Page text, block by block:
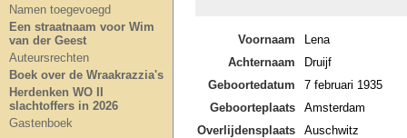
Namen toegevoegd
Een straatnaam voor Wim
van der Geest
Auteursrechten
Boek over de Wraakrazzia's
Herdenken WO II
slachtoffers in 2026
Gastenboek
Voornaam
Lena
Achternaam
Druijf
Geboortedatum
7 februari 1935
Geboorteplaats
Amsterdam
Overlijdensplaats
Auschwitz